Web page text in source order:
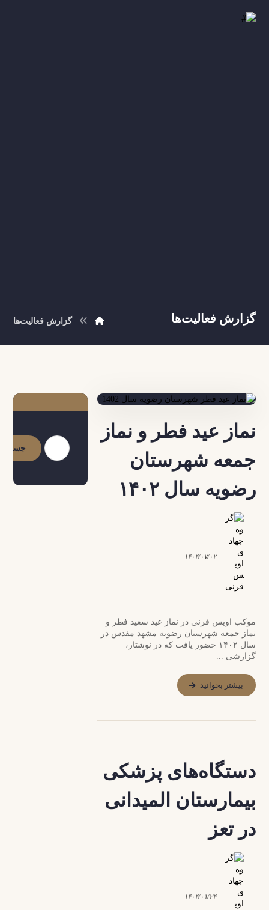
گزارش فعالیت‌ها گزارش فعالیت‌ها
نماز عید فطر و نماز
جمعه شهرستان
رضویه سال ۱۴۰۲
۱۴۰۴/۰۷/۰۲
موکب اویس قرنی در نماز عید سعید فطر و
نماز جمعه شهرستان رضویه مشهد مقدس در
سال ۱۴۰۲ حضور یافت که در نوشتار،
گزارشی ...
بیشتر بخوانید
دستگاه‌های پزشکی
بیمارستان المیدانی
در تعز
۱۴۰۴/۰۱/۲۴
جستجو